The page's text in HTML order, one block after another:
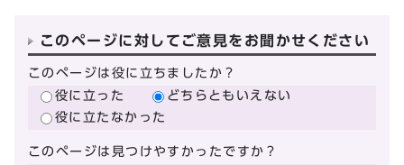
このページに対してご意見をお聞かせください
このページは役に立ちましたか？
役に立った
どちらともいえない
役に立たなかった
このページは見つけやすかったですか？